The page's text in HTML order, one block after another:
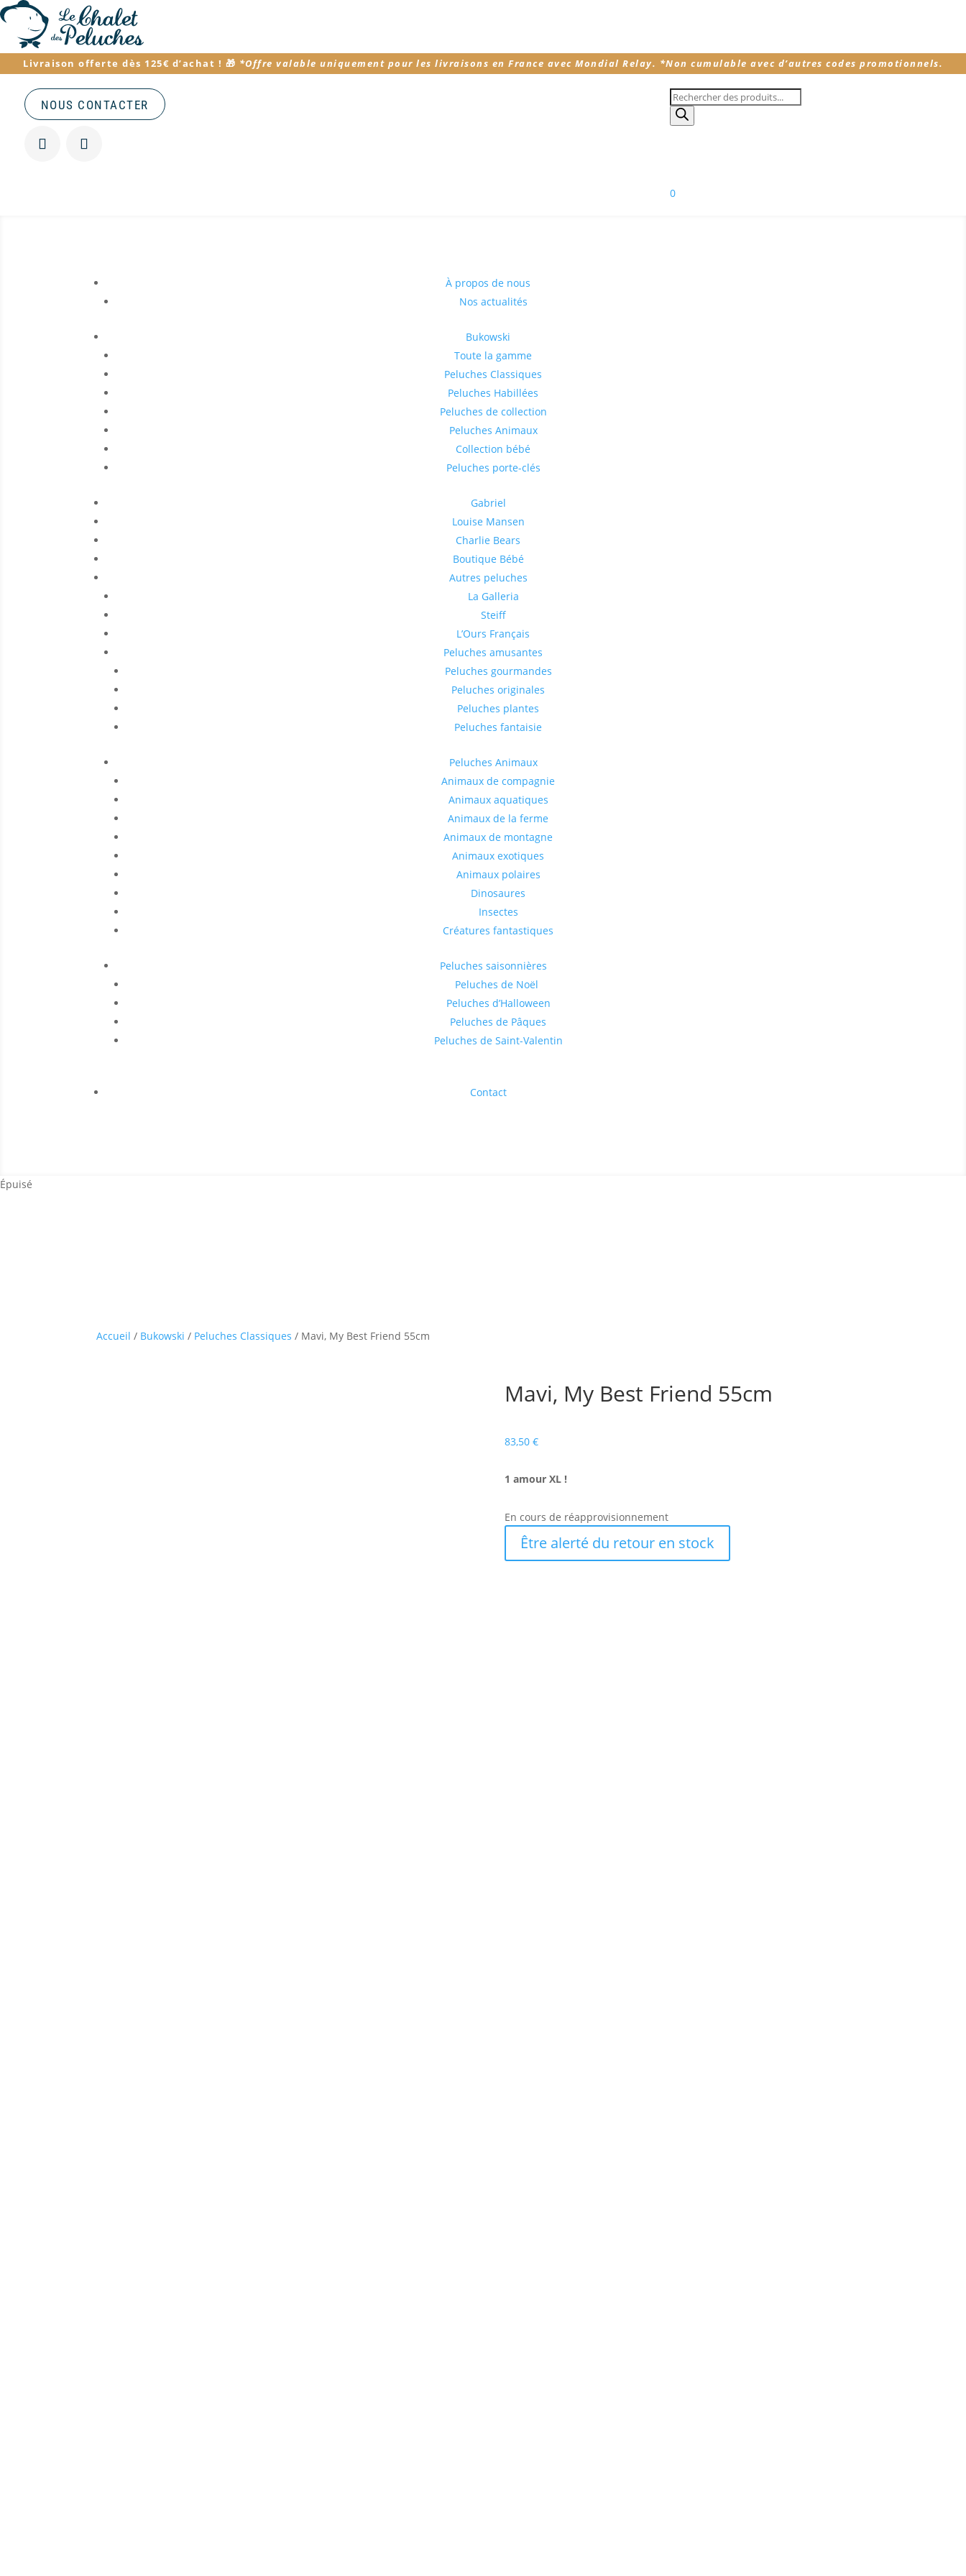
Livraison offerte dès 125€ d’achat ! 🎁 *Offre valable uniquement pour les livraisons en France avec Mondial Relay. *Non cumulable avec d’autres codes promotionnels.
NOUS CONTACTER
Recherche
de
produits
0
À propos de nous
Nos actualités
Bukowski
Toute la gamme
Peluches Classiques
Peluches Habillées
Peluches de collection
Peluches Animaux
Collection bébé
Peluches porte-clés
Gabriel
Louise Mansen
Charlie Bears
Boutique Bébé
Autres peluches
La Galleria
Steiff
L’Ours Français
Peluches amusantes
Peluches gourmandes
Peluches originales
Peluches plantes
Peluches fantaisie
Peluches Animaux
Animaux de compagnie
Animaux aquatiques
Animaux de la ferme
Animaux de montagne
Animaux exotiques
Animaux polaires
Dinosaures
Insectes
Créatures fantastiques
Peluches saisonnières
Peluches de Noël
Peluches d’Halloween
Peluches de Pâques
Peluches de Saint-Valentin
Contact
Épuisé
Accueil / Bukowski / Peluches Classiques / Mavi, My Best Friend 55cm
Mavi, My Best Friend 55cm
83,50 €
1 amour XL !
En cours de réapprovisionnement
Être alerté du retour en stock